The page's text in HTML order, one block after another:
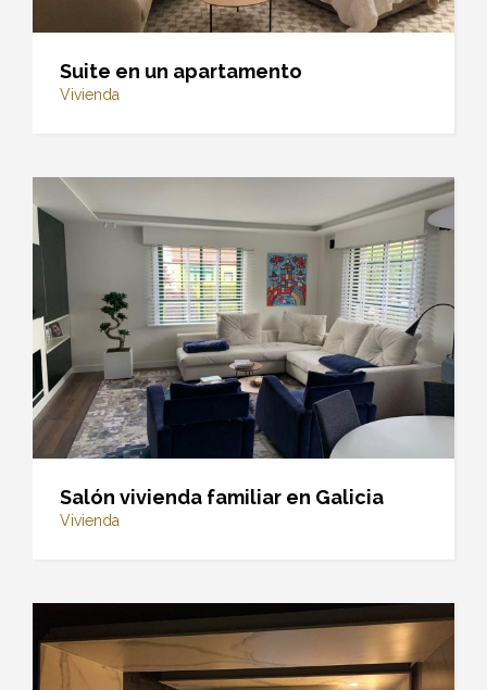
Suite en un apartamento
Vivienda
Salón vivienda familiar en Galicia
Vivienda